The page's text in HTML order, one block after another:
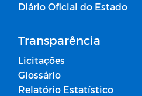
Diário Oficial do Estado
Transparência
Licitações
Glossário
Relatório Estatístico